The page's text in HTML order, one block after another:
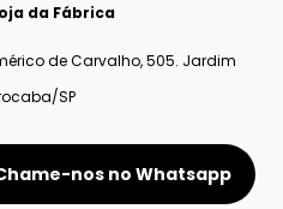
da Fábrica
de Carvalho, 505. Jardim
SP
nos no Whatsapp